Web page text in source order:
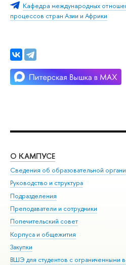
Кафедра международных
процессов стран Азии и Африки
О КАМПУСЕ
Сведения об образовательной
Руководство и структура
Подразделения
Преподаватели и сотрудники
Попечительский совет
Корпуса и общежития
Закупки
ВШЭ для студентов с ограниченными